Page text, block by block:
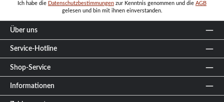
Ich habe die Datenschutzbestimmungen zur Kenntnis genommen und die AGB
gelesen und bin mit ihnen einverstanden.
Über uns
Service-Hotline
Shop-Service
Informationen